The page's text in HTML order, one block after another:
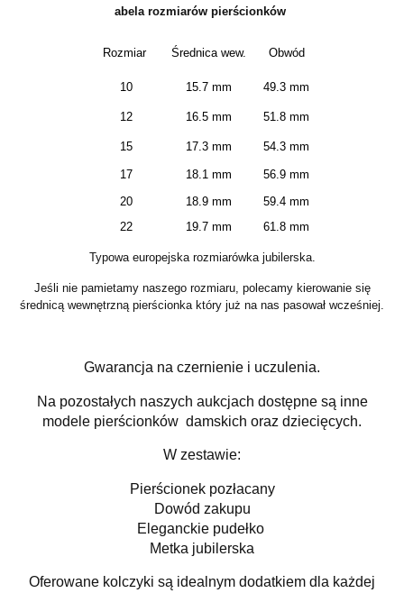
abela rozmiarów pierścionków
Rozmiar Średnica wew. Obwód
10 15.7 mm 49.3 mm
12 16.5 mm 51.8 mm
15 17.3 mm 54.3 mm
17 18.1 mm
56.9 mm
20
18.9 mm
59.4 mm
22
19.7 mm 61.8 mm
Typowa europejska rozmiarówka jubilerska.
Jeśli nie pamietamy naszego rozmiaru, polecamy kierowanie się
średnicą wewnętrzną pierścionka który już na nas pasował wcześniej.
Gwarancja na czernienie i uczulenia.
Na pozostałych naszych aukcjach dostępne są inne
modele pierścionków damskich oraz dziecięcych.
W zestawie:
Pierścionek pozłacany
Dowód zakupu
Eleganckie pudełko
Metka jubilerska
Oferowane kolczyki są idealnym dodatkiem dla każdej